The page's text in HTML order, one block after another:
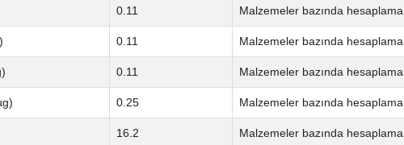
0.11 Malzemeler bazında hesaplama
0.11 Malzemeler bazında hesaplama
0.11 Malzemeler bazında hesaplama
0.25 Malzemeler bazında hesaplama
16.2 Malzemeler bazında hesaplama